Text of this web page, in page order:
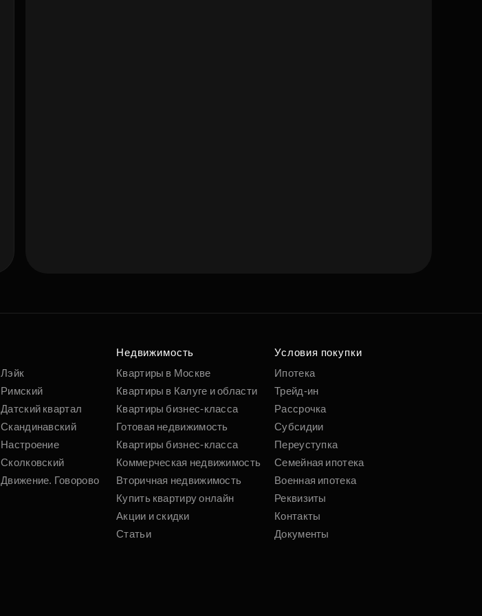
Лэйк
Римский
Датский квартал
Скандинавский
Настроение
Сколковский
Движение. Говорово
Недвижимость
Квартиры в Москве
Квартиры в Калуге и области
Квартиры бизнес-класса
Готовая недвижимость
Квартиры бизнес-класса
Коммерческая недвижимость
Вторичная недвижимость
Купить квартиру онлайн
Акции и скидки
Статьи
Условия покупки
Ипотека
Трейд-ин
Рассрочка
Субсидии
Переуступка
Семейная ипотека
Военная ипотека
Реквизиты
Контакты
Документы